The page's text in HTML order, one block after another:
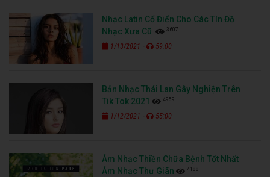
Nhạc Latin Cổ Điển Cho Các Tín Đồ
Nhạc Xưa Cũ
3607
1/13/2021 - 59:00
Bản Nhạc Thái Lan Gây Nghiện Trên
Tik Tok 2021
4959
1/12/2021 - 55:00
Âm Nhạc Thiền Chữa Bệnh Tốt Nhất
Âm Nhạc Thư Giãn
4188